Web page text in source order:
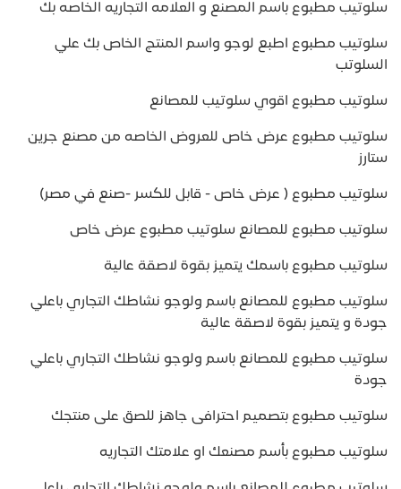
سلوتيب مطبوع باسم المصنع و العلامه التجاريه الخاصه بك
سلوتيب مطبوع اطبع لوجو واسم المنتج الخاص بك علي
السلوتب
سلوتيب مطبوع اقوي سلوتيب للمصانع
سلوتيب مطبوع عرض خاص للعروض الخاصه من مصنع جرين
ستارز
سلوتيب مطبوع ( عرض خاص - قابل للكسر -صنع في مصر)
سلوتيب مطبوع للمصانع سلوتيب مطبوع عرض خاص
سلوتيب مطبوع باسمك يتميز بقوة لاصقة عالية
سلوتيب مطبوع للمصانع باسم ولوجو نشاطك التجاري باعلي
جودة و يتميز بقوة لاصقة عالية
سلوتيب مطبوع للمصانع باسم ولوجو نشاطك التجاري باعلي
جودة
سلوتيب مطبوع بتصميم احترافى جاهز للصق على منتجك
سلوتيب مطبوع بأسم مصنعك او علامتك التجاريه